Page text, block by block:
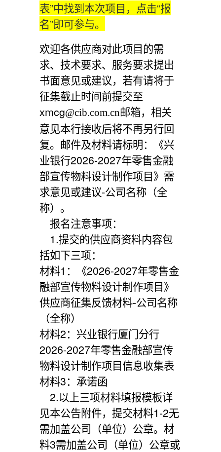
表”中找到本次项目，点击“报
名”即可参与。
欢迎各供应商对此项目的需
求、技术要求、服务要求提出
书面意见或建议，若有请将于
征集截止时间前提交至
xmcg@cib.com.cn邮箱，相关
意见本行接收后将不再另行回
复。邮件及材料请标明：《兴
业银行2026-2027年零售金融
部宣传物料设计制作项目》需
求意见或建议-公司名称（全
称）。
报名注意事项：
1.提交的供应商资料内容包
括如下三项：
材料1：《2026-2027年零售金
融部宣传物料设计制作项目》
供应商征集反馈材料-公司名称
（全称）
材料2：兴业银行厦门分行
2026-2027年零售金融部宣传
物料设计制作项目信息收集表
材料3：承诺函
2.以上三项材料填报模板详
见本公告附件，提交材料1-2无
需加盖公司（单位）公章。材
料3需加盖公司（单位）公章或